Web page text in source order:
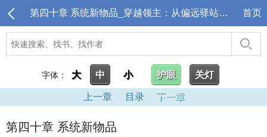
第四十章 系统新物品_穿越领主：从偏远驿站开始 首页
字体： 大 中 小 护眼 关灯
上一章 目录 下一章
第四十章 系统新物品